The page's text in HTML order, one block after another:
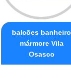
balcões banheiro
mármore Vila
Osasco